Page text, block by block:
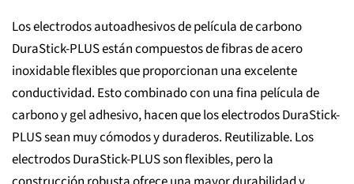
Los electrodos autoadhesivos de película de carbono
DuraStick-PLUS están compuestos de fibras de acero
inoxidable flexibles que proporcionan una excelente
conductividad. Esto combinado con una fina película de
carbono y gel adhesivo, hacen que los electrodos DuraStick-
PLUS sean muy cómodos y duraderos. Reutilizable. Los
electrodos DuraStick-PLUS son flexibles, pero la